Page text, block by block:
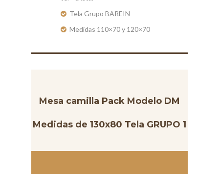
Tela Grupo BAREIN
Medidas 110×70 y 120×70
Mesa camilla Pack Modelo DM
Medidas de 130x80 Tela GRUPO 1